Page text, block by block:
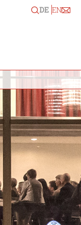
DE EN